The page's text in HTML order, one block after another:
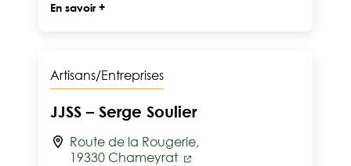
En savoir +
Artisans/Entreprises
JJSS – Serge Soulier
Route de la Rougerie,
19330 Chameyrat